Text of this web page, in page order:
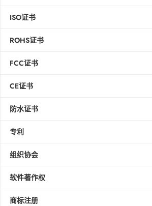
ISO证书
ROHS证书
FCC证书
CE证书
防水证书
专利
组织协会
软件著作权
商标注册